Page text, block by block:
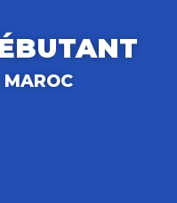
MAROC